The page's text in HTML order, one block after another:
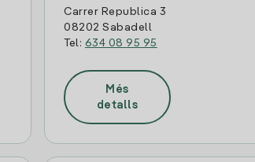
Carrer Republica 3
08202 Sabadell
Tel: 634 08 95 95
Més
detalls